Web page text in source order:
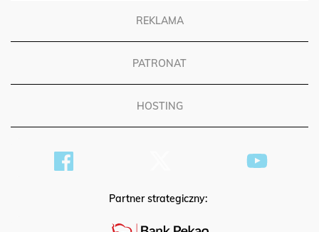
REKLAMA
PATRONAT
HOSTING
Partner strategiczny: